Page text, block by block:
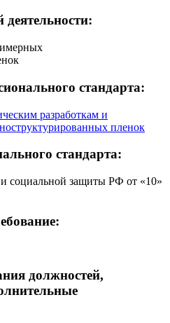
стандарта:
разработкам и
пленок
стандарта:
социальной защиты РФ от «10»
должностей,